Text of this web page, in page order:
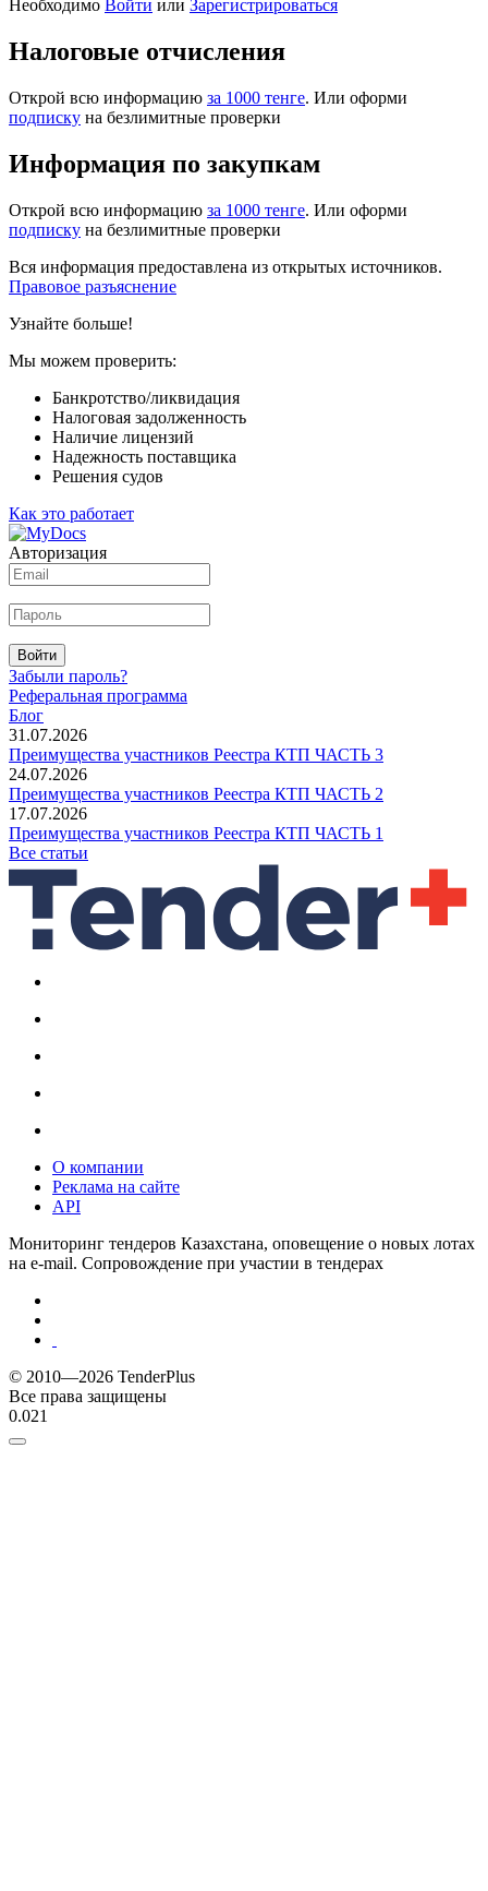
Необходимо Войти или Зарегистрироваться
Налоговые отчисления
Открой всю информацию за 1000 тенге. Или оформи
подписку на безлимитные проверки
Информация по закупкам
Открой всю информацию за 1000 тенге. Или оформи
подписку на безлимитные проверки
Вся информация предоставлена из открытых источников.
Правовое разъяснение
Узнайте больше!
Мы можем проверить:
Банкротство/ликвидация
Налоговая задолженность
Наличие лицензий
Надежность поставщика
Решения судов
Как это работает
Авторизация
Войти
Забыли пароль?
Реферальная программа
Блог
31.07.2026
Преимущества участников Реестра КТП ЧАСТЬ 3
24.07.2026
Преимущества участников Реестра КТП ЧАСТЬ 2
17.07.2026
Преимущества участников Реестра КТП ЧАСТЬ 1
Все статьи
О компании
Реклама на сайте
API
Мониторинг тендеров Казахстана, оповещение о новых лотах
на e-mail. Сопровождение при участии в тендерах
© 2010—2026 TenderPlus
Все права защищены
0.021